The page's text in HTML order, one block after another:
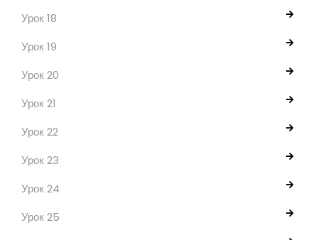
Урок 18
Урок 19
Урок 20
Урок 21
Урок 22
Урок 23
Урок 24
Урок 25